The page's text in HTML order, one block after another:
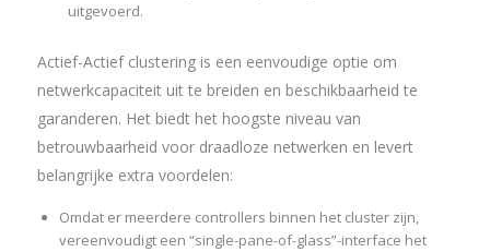
uitgevoerd.
Actief-Actief clustering is een eenvoudige optie om
netwerkcapaciteit uit te breiden en beschikbaarheid te
garanderen. Het biedt het hoogste niveau van
betrouwbaarheid voor draadloze netwerken en levert
belangrijke extra voordelen:
Omdat er meerdere controllers binnen het cluster zijn,
vereenvoudigt een “single-pane-of-glass”-interface het